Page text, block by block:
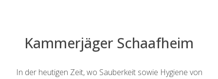
Kammerjäger Schaafheim
In der heutigen Zeit, wo Sauberkeit sowie Hygiene von